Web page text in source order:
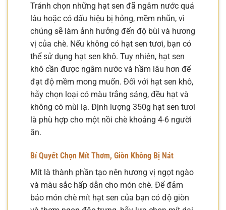
Tránh chọn những hạt sen đã ngâm nước quá
lâu hoặc có dấu hiệu bị hỏng, mềm nhũn, vì
chúng sẽ làm ảnh hưởng đến độ bùi và hương
vị của chè. Nếu không có hạt sen tươi, bạn có
thể sử dụng hạt sen khô. Tuy nhiên, hạt sen
khô cần được ngâm nước và hầm lâu hơn để
đạt độ mềm mong muốn. Đối với hạt sen khô,
hãy chọn loại có màu trắng sáng, đều hạt và
không có mùi lạ. Định lượng 350g hạt sen tươi
là phù hợp cho một nồi chè khoảng 4-6 người
ăn.
Bí Quyết Chọn Mít Thơm, Giòn Không Bị Nát
Mít là thành phần tạo nên hương vị ngọt ngào
và màu sắc hấp dẫn cho món chè. Để đảm
bảo món chè mít hạt sen của bạn có độ giòn